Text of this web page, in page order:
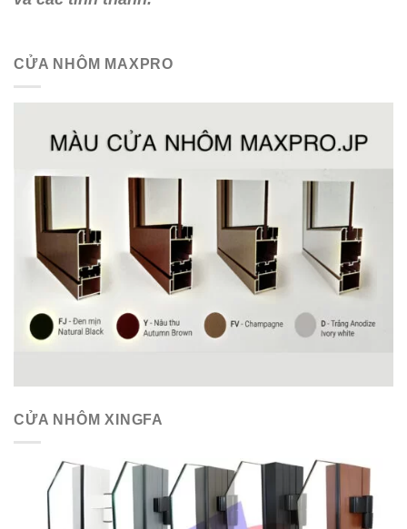
CỬA NHÔM MAXPRO
CỬA NHÔM XINGFA